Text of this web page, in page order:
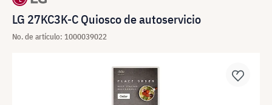
LG 27KC3K-C Quiosco de autoservicio
No. de artículo: 1000039022